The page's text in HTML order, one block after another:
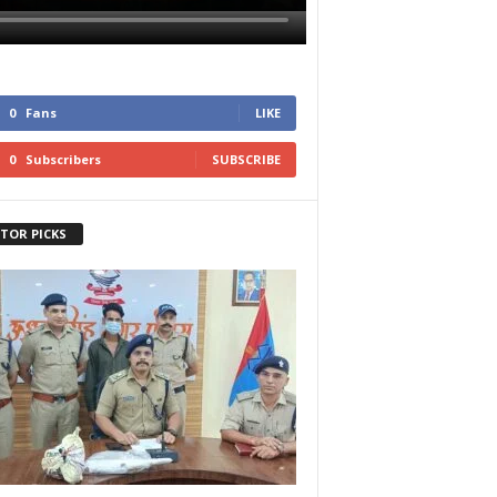
0 Fans LIKE
0 Subscribers SUBSCRIBE
PICKS